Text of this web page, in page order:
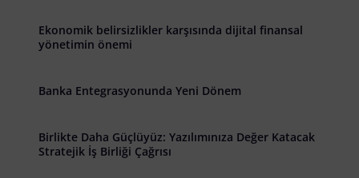
Ekonomik belirsizlikler karşısında dijital finansal
yönetimin önemi
Banka Entegrasyonunda Yeni Dönem
Birlikte Daha Güçlüyüz: Yazılımınıza Değer Katacak
Stratejik İş Birliği Çağrısı